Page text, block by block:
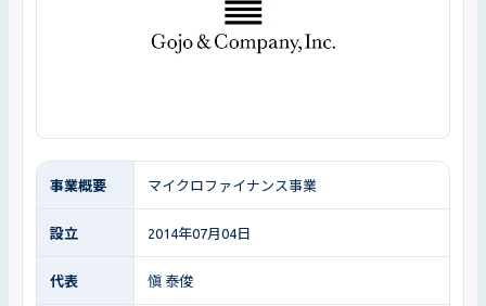
事業概要 マイクロファイナンス事業
設立 2014年07月04日
代表 愼 泰俊